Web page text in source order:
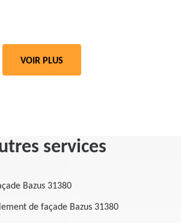
VOIR PLUS
services
Bazus 31380
de façade Bazus 31380